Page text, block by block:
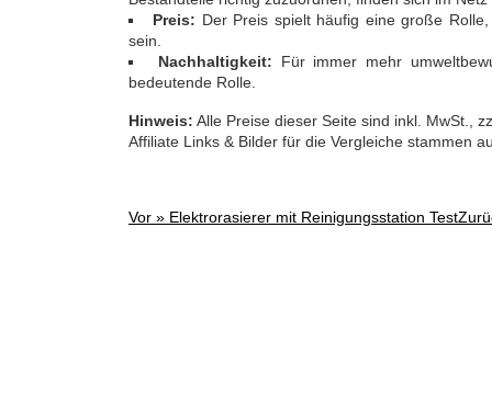
Preis: Der Preis spielt häufig eine große
sein.
Nachhaltigkeit: Für immer mehr
bedeutende Rolle.
Hinweis: Alle Preise dieser Seite sind inkl. MwSt.,
Affiliate Links & Bilder für die Vergleiche stammen
Post
Vor » Elektrorasierer mit Reinigungsstation Test